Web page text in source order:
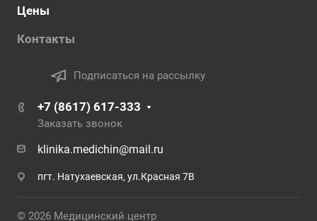
Цены
Контакты
Подписаться на рассылку
+7 (8617) 617-333
Заказать звонок
klinika.medichin@mail.ru
пгт. Натухаевская, ул.Красная 7В
© 2026 Медицинский центр